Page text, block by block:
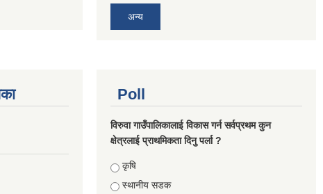
अन्य
Poll
विरुवा गाउँपालिकालाई विकास गर्न सर्वप्रथम कुन
क्षेत्रलाई प्राथमिकता दिनु पर्ला ?
Choices
कृषि
स्थानीय सडक